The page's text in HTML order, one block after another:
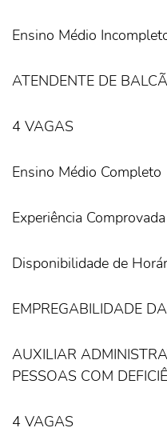
Ensino Médio
ATENDENTE DE
4 VAGAS
Ensino Médio Completo
Experiência
Disponibilidade de
EMPREGABILIDADE
AUXILIAR
PESSOAS COM
4 VAGAS